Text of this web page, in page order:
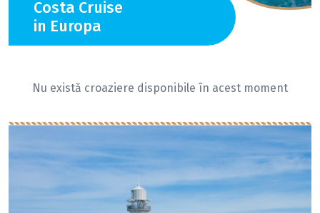
Costa Cruise
in Europa
Nu există croaziere disponibile în acest moment